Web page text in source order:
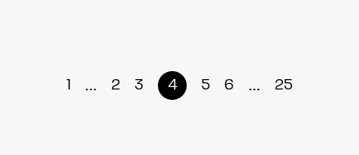
1 ... 2 3 4 5 6 ... 25